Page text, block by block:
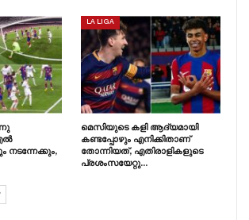
നടന്നേക്കും,
LA LIGA
മെസിയുടെ കളി ആദ്യമായി
കണ്ടപ്പോഴും എനിക്കിതാണ്
തോന്നിയത്, എതിരാളികളുടെ
പ്രശംസയേറ്റു…